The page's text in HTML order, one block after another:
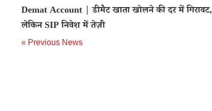
Demat Account | डीमैट खाता खोलने की दर में गिरावट,
लेकिन SIP निवेश में तेज़ी
« Previous News